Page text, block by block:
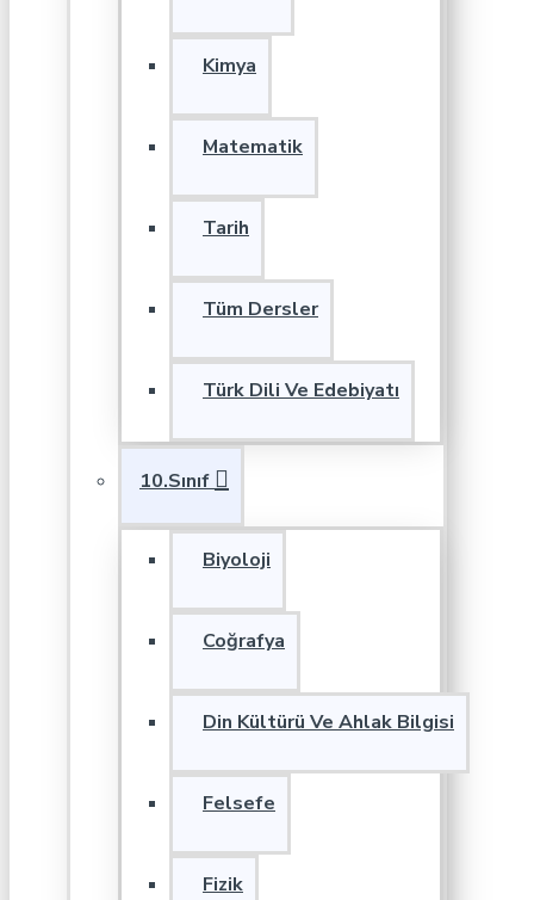
Kimya
Matematik
Tarih
Tüm Dersler
Türk Dili Ve Edebiyatı
10.Sınıf
Biyoloji
Coğrafya
Din Kültürü Ve Ahlak Bilgisi
Felsefe
Fizik